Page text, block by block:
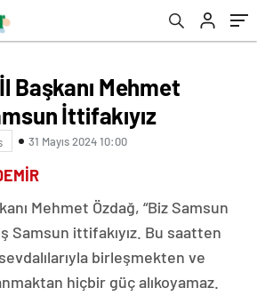
Başkanı Mehmet
İttifakıyız
31 Mayıs 2024 10:00
Mehmet Özdağ, “Biz Samsun
Samsun ittifakıyız. Bu saatten
birleşmekten ve
hiçbir güç alıkoyamaz.